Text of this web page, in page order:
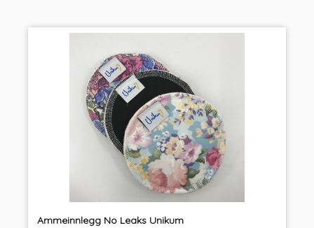
Ammeinnlegg No Leaks Unikum